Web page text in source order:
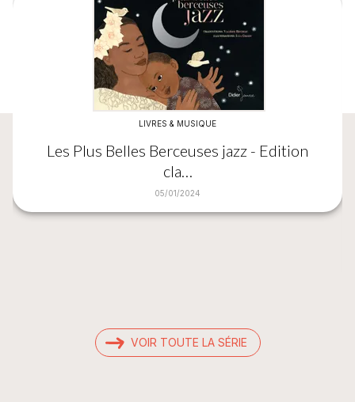
LIVRES & MUSIQUE
Les Plus Belles Berceuses jazz - Edition
cla…
05/01/2024
VOIR TOUTE LA SÉRIE